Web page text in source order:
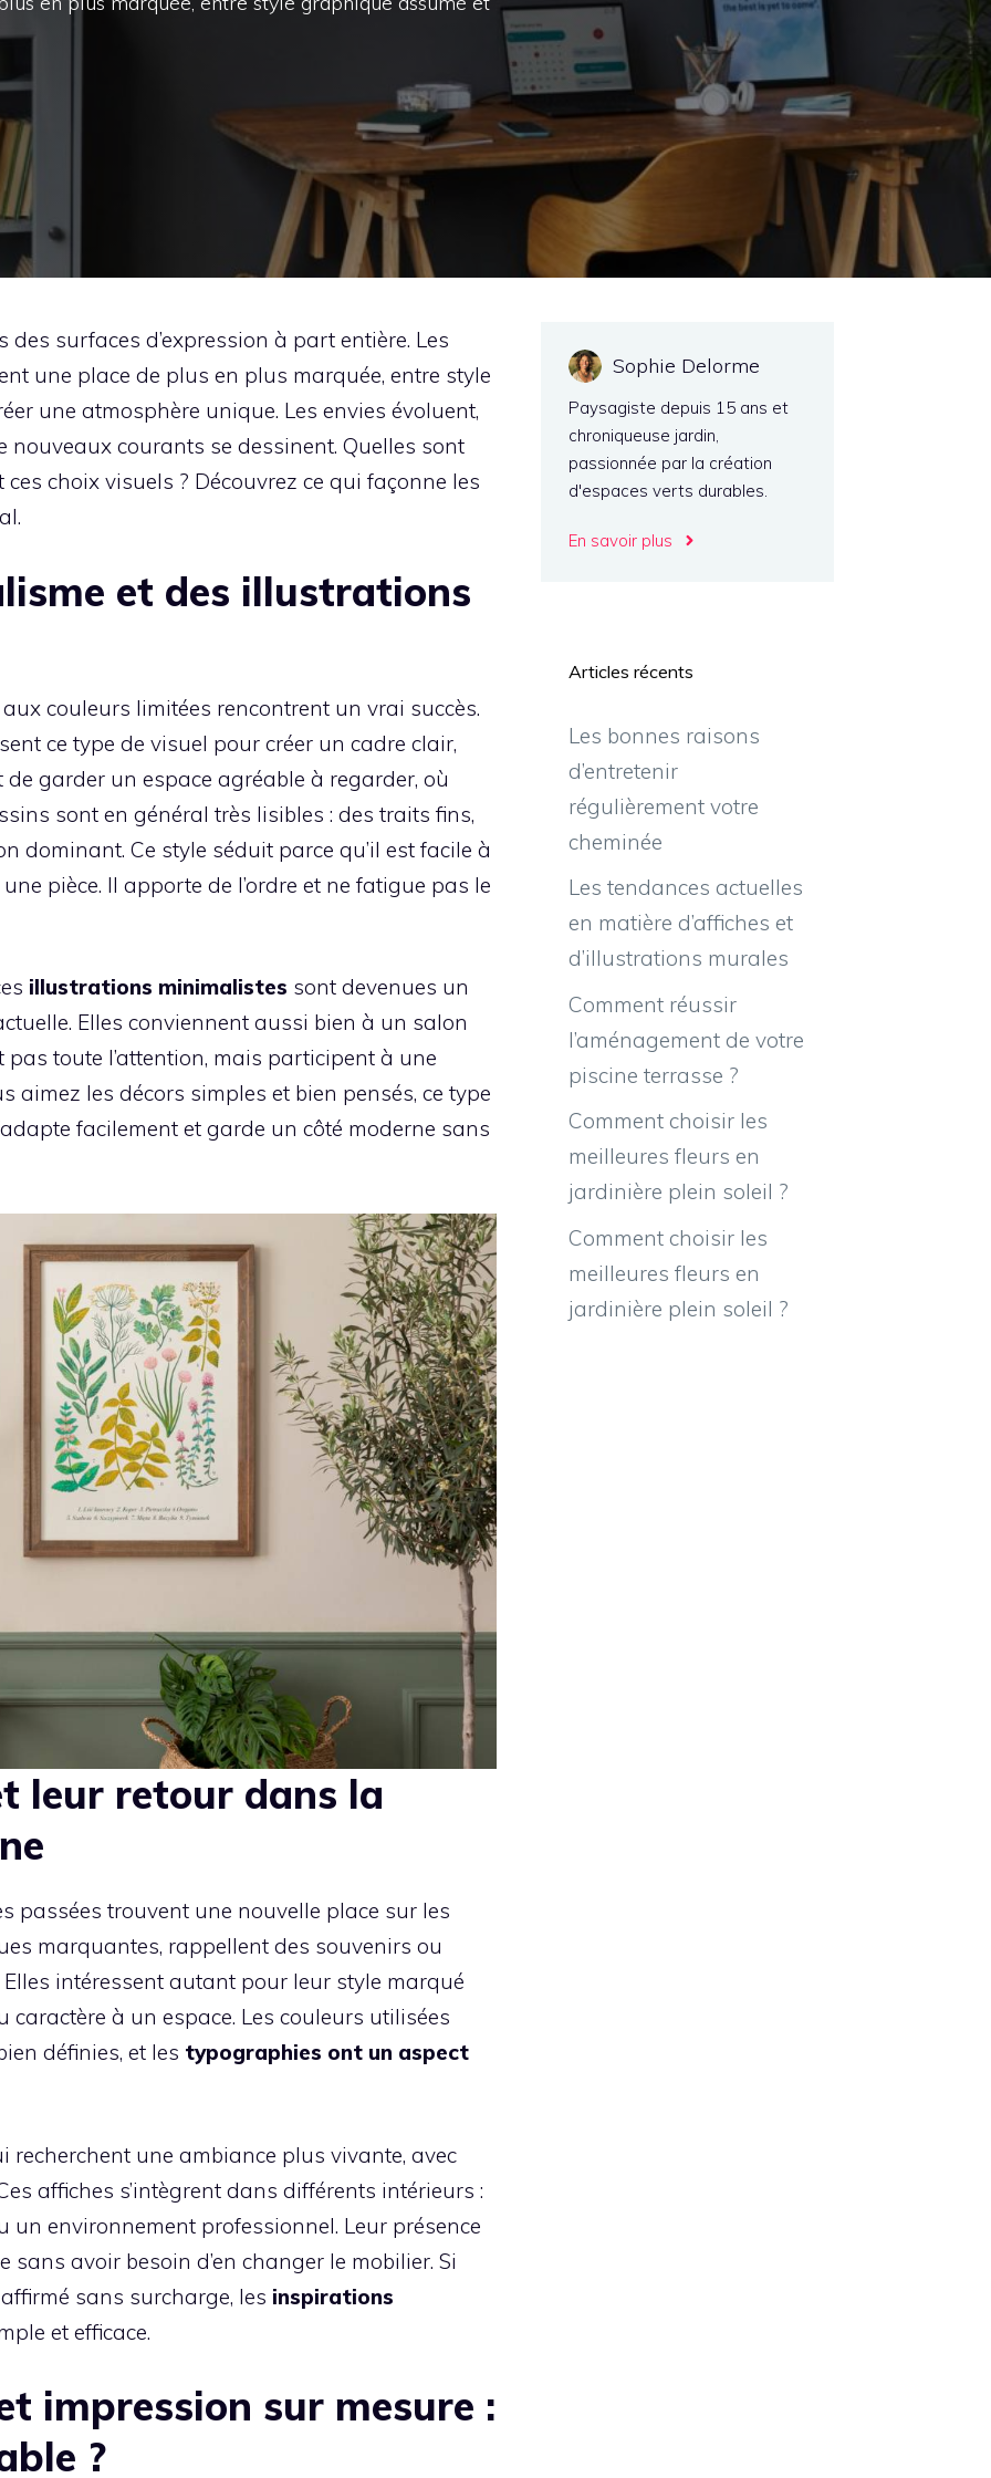
surfaces d’expression à part entière. Les
une place de plus en plus marquée, entre style
une atmosphère unique. Les envies évoluent,
courants se dessinent. Quelles sont
choix visuels ? Découvrez ce qui façonne les
et des illustrations
couleurs limitées rencontrent un vrai succès.
ce type de visuel pour créer un cadre clair,
garder un espace agréable à regarder, où
sont en général très lisibles : des traits fins,
dominant. Ce style séduit parce qu’il est facile à
pièce. Il apporte de l’ordre et ne fatigue pas le
illustrations minimalistes sont devenues un
Elles conviennent aussi bien à un salon
toute l’attention, mais participent à une
aimez les décors simples et bien pensés, ce type
facilement et garde un côté moderne sans
leur retour dans la
passées trouvent une nouvelle place sur les
marquantes, rappellent des souvenirs ou
intéressent autant pour leur style marqué
à un espace. Les couleurs utilisées
définies, et les typographies ont un aspect
recherchent une ambiance plus vivante, avec
affiches s’intègrent dans différents intérieurs :
un environnement professionnel. Leur présence
sans avoir besoin d’en changer le mobilier. Si
sans surcharge, les inspirations
et efficace.
impression sur mesure :
?
Sophie Delorme
Paysagiste depuis 15 ans et
chroniqueuse jardin,
passionnée par la création
d'espaces verts durables.
En savoir plus
Articles récents
Les bonnes raisons
d’entretenir
régulièrement votre
cheminée
Les tendances actuelles
en matière d’affiches et
d’illustrations murales
Comment réussir
l’aménagement de votre
piscine terrasse ?
Comment choisir les
meilleures fleurs en
jardinière plein soleil ?
Comment choisir les
meilleures fleurs en
jardinière plein soleil ?